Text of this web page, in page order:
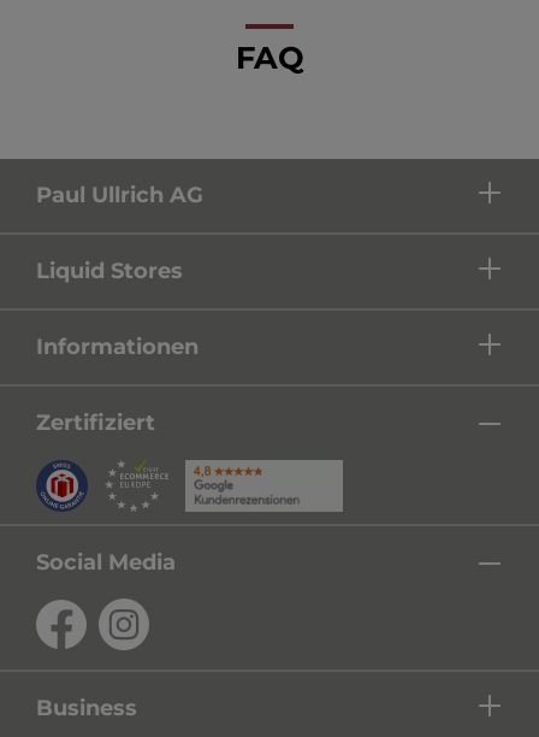
FAQ
Paul Ullrich AG
Liquid Stores
Informationen
Zertifiziert
Social Media
Business